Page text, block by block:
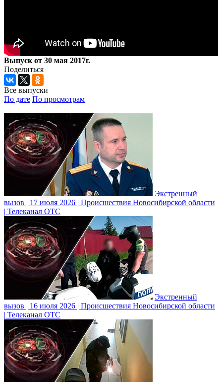
Выпуск от 30 мая 2017г.
Поделиться
Все выпуски
По дате По просмотрам
Экстренный
вызов | 17 июля 2026 | Происшествия Новосибирской области
| Телеканал ОТС
Экстренный
вызов | 16 июля 2026 | Происшествия Новосибирской области
| Телеканал ОТС